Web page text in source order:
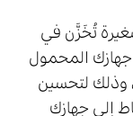
تُخَزَّن في
المحمول
وذلك لتحسين
إلى جهازك